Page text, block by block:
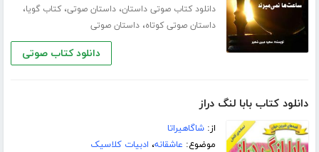
دانلود کتاب صوتی داستان،داستان صوتی،کتاب گویا،
داستان صوتی کوتاه،داستان صوتی
دانلود کتاب صوتی
دانلود کتاب بابا لنگ دراز
از:شاگاهیراتا
موضوع: عاشقانه، ادبیات کلاسیک